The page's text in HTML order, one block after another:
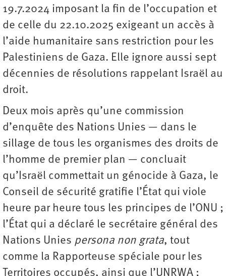
19.7.2024 imposant la fin de l’occupation et
de celle du 22.10.2025 exigeant un accès à
l’aide humanitaire sans restriction pour les
Palestiniens de Gaza. Elle ignore aussi sept
décennies de résolutions rappelant Israël au
droit.
Deux mois après qu’une commission
d’enquête des Nations Unies — dans le
sillage de tous les organismes des droits de
l’homme de premier plan — concluait
qu’Israël commettait un génocide à Gaza, le
Conseil de sécurité gratifie l’État qui viole
heure par heure tous les principes de l’ONU ;
l’État qui a déclaré le secrétaire général des
Nations Unies persona non grata, tout
comme la Rapporteuse spéciale pour les
Territoires occupés, ainsi que l’UNRWA ;